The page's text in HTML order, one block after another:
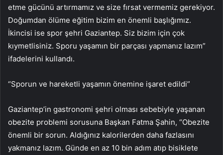
etme gücünü artırmamız ve size fırsat vermemiz gerekiyor.
Doğumdan ölüme eğitim bizim en önemli başlığımız.
İkincisi ise spor şehri Gaziantep. Siz bizim için çok
kıymetlisiniz. Sporu yaşamın bir parçası yapmanız lazım”
ifadelerini kullandı.
“Sporun ve hareketli yaşamın önemine işaret edildi”
Gaziantep’in gastronomi şehri olması sebebiyle yaşanan
obezite problemi sorusuna Başkan Fatma Şahin, “Obezite
önemli bir sorun. Aldığınız kalorilerden daha fazlasını
yakmanız lazım. Günde en az 10 bin adım atıp bisiklete